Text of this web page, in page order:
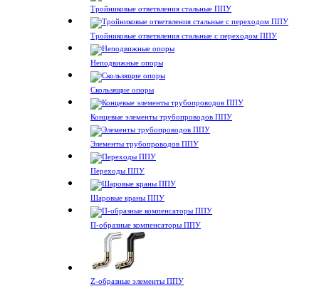
Тройниковые ответвления стальные ППУ
Тройниковые ответвления стальные с переходом ППУ
Неподвижные опоры
Скользящие опоры
Концевые элементы трубопроводов ППУ
Элементы трубопроводов ППУ
Переходы ППУ
Шаровые краны ППУ
П-образные компенсаторы ППУ
Z-образные элементы ППУ